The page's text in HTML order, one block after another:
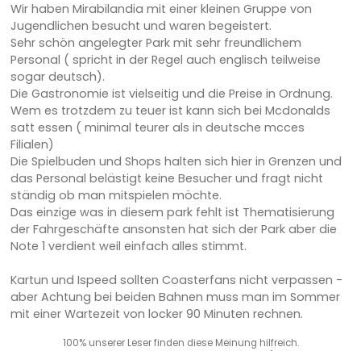
Wir haben Mirabilandia mit einer kleinen Gruppe von
Jugendlichen besucht und waren begeistert.
Sehr schön angelegter Park mit sehr freundlichem
Personal ( spricht in der Regel auch englisch teilweise
sogar deutsch).
Die Gastronomie ist vielseitig und die Preise in Ordnung.
Wem es trotzdem zu teuer ist kann sich bei Mcdonalds
satt essen ( minimal teurer als in deutsche mcces
Filialen)
Die Spielbuden und Shops halten sich hier in Grenzen und
das Personal belästigt keine Besucher und fragt nicht
ständig ob man mitspielen möchte.
Das einzige was in diesem park fehlt ist Thematisierung
der Fahrgeschäfte ansonsten hat sich der Park aber die
Note 1 verdient weil einfach alles stimmt.
Kartun und Ispeed sollten Coasterfans nicht verpassen -
aber Achtung bei beiden Bahnen muss man im Sommer
mit einer Wartezeit von locker 90 Minuten rechnen.
100% unserer Leser finden diese Meinung hilfreich.